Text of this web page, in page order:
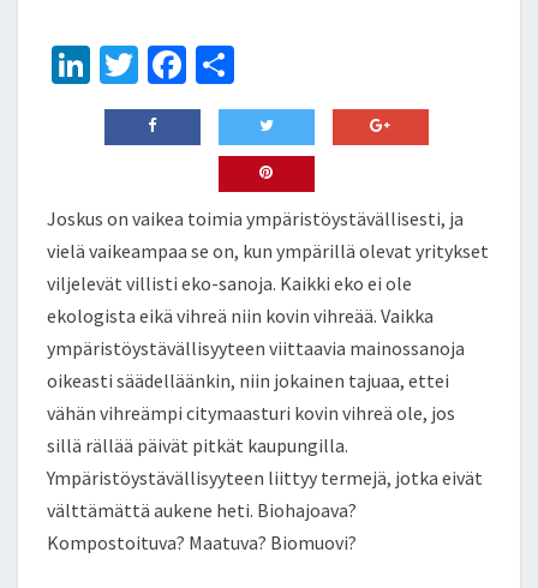
Li
n
ke
n
T
wi
tt
Fa
ce
b
o
k
h
ar
e
Joskus on vaikea toimia ympäristöystävällisesti, ja
vielä vaikeampaa se on, kun ympärillä olevat yritykset
viljelevät villisti eko-sanoja. Kaikki eko ei ole
ekologista eikä vihreä niin kovin vihreää. Vaikka
ympäristöystävällisyyteen viittaavia mainossanoja
oikeasti säädelläänkin, niin jokainen tajuaa, ettei
vähän vihreämpi citymaasturi kovin vihreä ole, jos
sillä rällää päivät pitkät kaupungilla.
Ympäristöystävällisyyteen liittyy termejä, jotka eivät
välttämättä aukene heti. Biohajoava?
Kompostoituva? Maatuva? Biomuovi?